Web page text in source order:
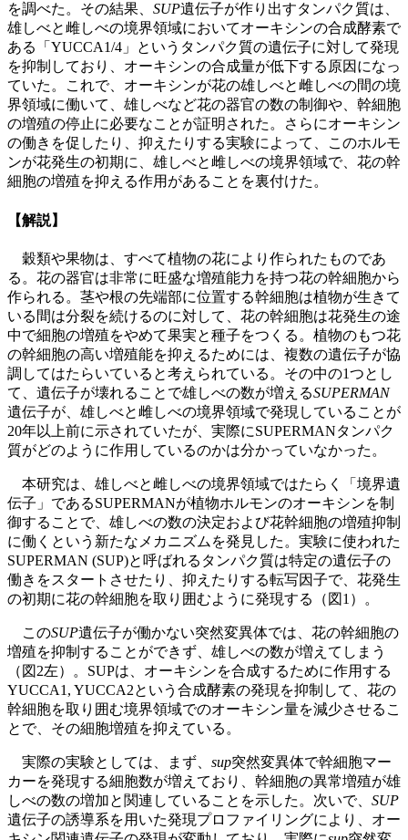
を調べた。その結果、 SUP遺伝子が作り出すタンパク質は、
雄しべと雌しべの境界領域においてオーキシンの合成酵素で
ある「YUCCA1/4」というタンパク質の遺伝子に対して発現
を抑制しており、オーキシンの合成量が低下する原因になっ
ていた。これで、オーキシンが花の雄しべと雌しべの間の境
界領域に働いて、雄しべなど花の器官の数の制御や、幹細胞
の増殖の停止に必要なことが証明された。さらにオーキシン
の働きを促したり、抑えたりする実験によって、このホルモ
ンが花発生の初期に、雄しべと雌しべの境界領域で、花の幹
細胞の増殖を抑える作用があることを裏付けた。
【解説】
穀類や果物は、すべて植物の花により作られたものであ
る。花の器官は非常に旺盛な増殖能力を持つ花の幹細胞から
作られる。茎や根の先端部に位置する幹細胞は植物が生きて
いる間は分裂を続けるのに対して、花の幹細胞は花発生の途
中で細胞の増殖をやめて果実と種子をつくる。植物のもつ花
の幹細胞の高い増殖能を抑えるためには、複数の遺伝子が協
調してはたらいていると考えられている。その中の1つとし
て、遺伝子が壊れることで雄しべの数が増えるSUPERMAN
遺伝子が、雄しべと雌しべの境界領域で発現していることが
20年以上前に示されていたが、実際にSUPERMANタンパク
質がどのように作用しているのかは分かっていなかった。
本研究は、雄しべと雌しべの境界領域ではたらく「境界遺
伝子」であるSUPERMANが植物ホルモンのオーキシンを制
御することで、雄しべの数の決定および花幹細胞の増殖抑制
に働くという新たなメカニズムを発見した。実験に使われた
SUPERMAN (SUP)と呼ばれるタンパク質は特定の遺伝子の
働きをスタートさせたり、抑えたりする転写因子で、花発生
の初期に花の幹細胞を取り囲むように発現する（図1）。
このSUP遺伝子が働かない突然変異体では、花の幹細胞の
増殖を抑制することができず、雄しべの数が増えてしまう
（図2左）。SUPは、オーキシンを合成するために作用する
YUCCA1, YUCCA2という合成酵素の発現を抑制して、花の
幹細胞を取り囲む境界領域でのオーキシン量を減少させるこ
とで、その細胞増殖を抑えている。
実際の実験としては、まず、 sup突然変異体で幹細胞マー
カーを発現する細胞数が増えており、幹細胞の異常増殖が雄
しべの数の増加と関連していることを示した。次いで、 SUP
遺伝子の誘導系を用いた発現プロファイリングにより、オー